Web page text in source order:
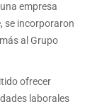
empresa
se incorporaron
al Grupo
ofrecer
laborales